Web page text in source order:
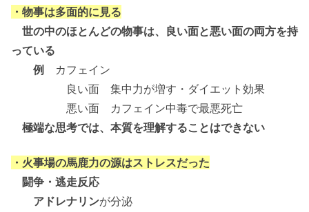
・物事は多面的に見る
世の中のほとんどの物事は、良い面と悪い面の両方を持
っている
例
カフェイン
良い面 集中力が増す・ダイエット効果
悪い面 カフェイン中毒で最悪死亡
極端な思考では、本質を理解することはできない
・火事場の馬鹿力の源はストレスだった
闘争・逃走反応
アドレナリンが分泌